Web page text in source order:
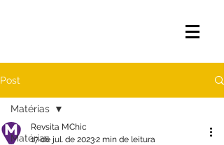
Post
Matérias
Matérias
Revsita MChic
17 de jul. de 20232 min de leitura